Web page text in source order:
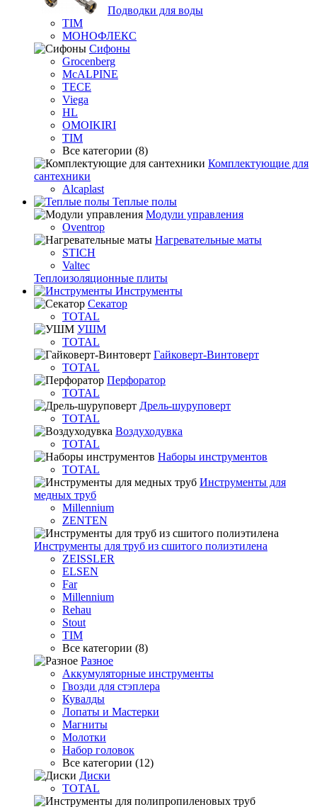
Подводки для воды
TIM
МОНОФЛЕКС
Сифоны
Grocenberg
McALPINE
TECE
Viega
HL
OMOIKIRI
TIM
Все категории (8)
Комплектующие для
сантехники
Alcaplast
Теплые полы
Модули управления
Oventrop
Нагревательные маты
STICH
Valtec
Теплоизоляционные плиты
Инструменты
Секатор
TOTAL
УШМ
TOTAL
Гайковерт-Винтоверт
TOTAL
Перфоратор
TOTAL
Дрель-шуруповерт
TOTAL
Воздуходувка
TOTAL
Наборы инструментов
TOTAL
Инструменты для
медных труб
Millennium
ZENTEN
Инструменты для труб из сшитого полиэтилена
ZEISSLER
ELSEN
Far
Millennium
Rehau
Stout
TIM
Все категории (8)
Разное
Аккумуляторные инструменты
Гвозди для стэплера
Кувалды
Лопаты и Мастерки
Магниты
Молотки
Набор головок
Все категории (12)
Диски
TOTAL